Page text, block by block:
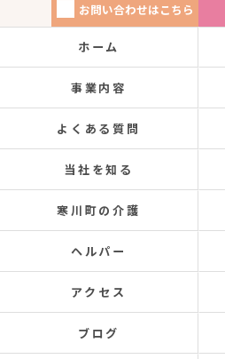
お問い合わせはこちら
ホーム
事業内容
よくある質問
当社を知る
寒川町の介護
ヘルパー
アクセス
ブログ